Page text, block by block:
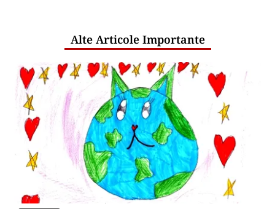
Alte Articole Importante